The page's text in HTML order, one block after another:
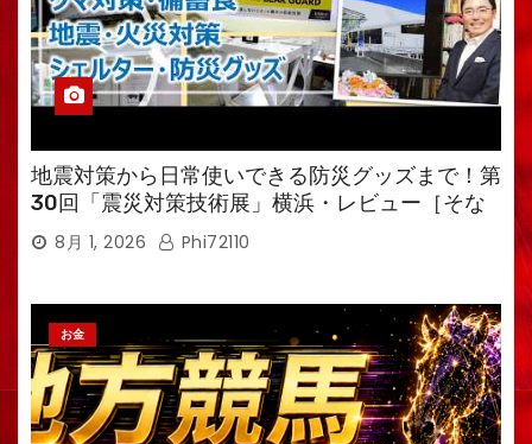
地震対策から日常使いできる防災グッズまで！第
30回「震災対策技術展」横浜・レビュー［そな
えるTV・高荷智也］
8月 1, 2026 Phi72110
お金